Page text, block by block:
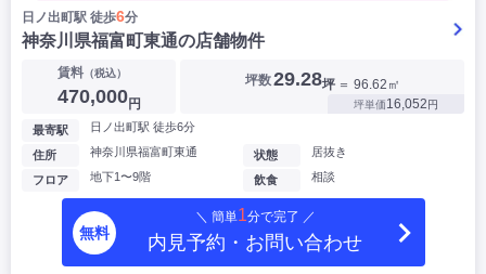
日ノ出町駅 徒歩6分
神奈川県福富町東通の店舗物件
賃料（税込）
470,000円
坪数29.28坪 ＝ 96.62㎡
坪単価16,052円
最寄駅 日ノ出町駅 徒歩6分
住所 神奈川県福富町東通
フロア 地下1〜9階
状態 居抜き
飲食 相談
無料
＼ 簡単1分で完了 ／
内見予約・お問い合わせ